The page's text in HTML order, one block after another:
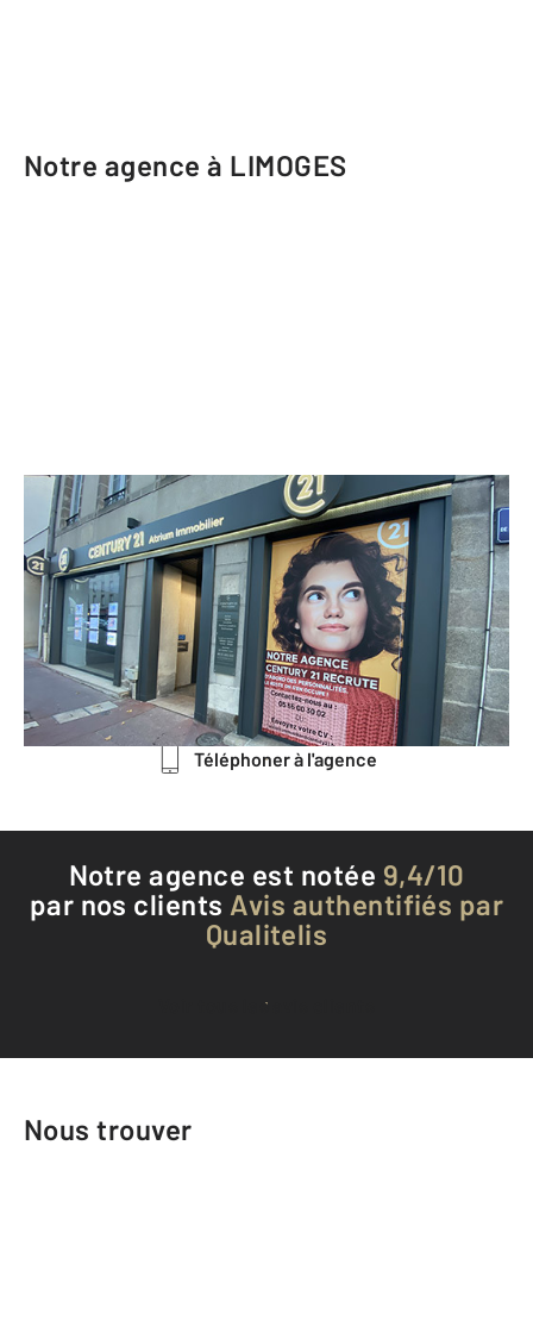
Notre agence à LIMOGES
CENTURY 21 Atrium Immobilier
8 avenue du Maréchal de Lattre de
Tassigny
LIMOGES - 87000
Envoyer un message
Téléphoner à l'agence
Notre agence est notée 9,4/10
par nos clients Avis authentifiés par
Qualitelis
Voir tous les avis clients
Nous trouver